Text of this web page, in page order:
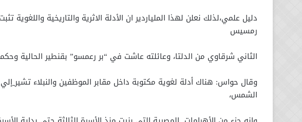
دليل علمي،لذلك نعلن لهذا الملياردير ان الأدلة الاثرية والتاريخية واللغوية
رمسيس
الثاني شرقاوي من الدلتا، وعائلته عاشت في “بر رعمسو” بقنطير الحالية
وقال حواس: هناك أدلة لغوية مكتوبة داخل مقابر الموظفين والنبلاء تشير
الشمس،